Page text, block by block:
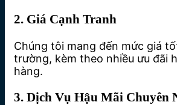
2. Giá Cạnh Tranh
Chúng tôi mang đến mức giá
trường, kèm theo nhiều ưu đãi
hàng.
3. Dịch Vụ Hậu Mãi Chuyên